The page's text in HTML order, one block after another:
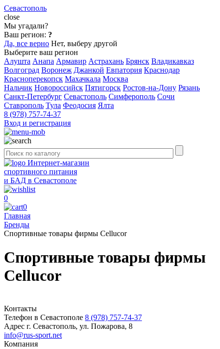
Севастополь
close
Мы угадали?
Ваш регион: ?
Да, все верно Нет, выберу другой
Выберите ваш регион
Алушта Анапа Армавир Астрахань Брянск Владикавказ
Волгоград Воронеж Джанкой Евпатория Краснодар
Красноперекопск Махачкала Москва
Нальчик Новороссийск Пятигорск Ростов-на-Дону Рязань
Санкт-Петербург Севастополь Симферополь Сочи
Ставрополь Тула Феодосия Ялта
8 (978) 757-74-37
Вход и регистрация
Интернет-магазин
спортивного питания
и БАД в Севастополе
0
0
Главная
Бренды
Спортивные товары фирмы Cellucor
Спортивные товары фирмы
Cellucor
Контакты
Телефон в Севастополе 8 (978) 757-74-37
Адрес г. Севастополь, ул. Пожарова, 8
info@rus-sport.net
Компания